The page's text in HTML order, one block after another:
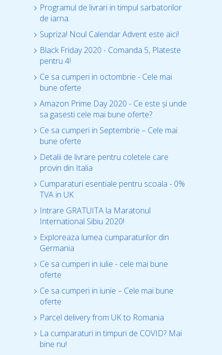
Programul de livrari in timpul sarbatorilor
de iarna.
Supriza! Noul Calendar Advent este aici!
Black Friday 2020 - Comanda 5, Plateste
pentru 4!
Ce sa cumperi in octombrie - Cele mai
bune oferte
Amazon Prime Day 2020 - Ce este și unde
sa gasesti cele mai bune oferte?
Ce sa cumperi in Septembrie – Cele mai
bune oferte
Detalii de livrare pentru coletele care
provin din Italia
Cumparaturi esentiale pentru scoala - 0%
TVA in UK
Intrare GRATUITA la Maratonul
International Sibiu 2020!
Exploreaza lumea cumparaturilor din
Germania
Ce sa cumperi in iulie - cele mai bune
oferte
Ce sa cumperi in iunie – Cele mai bune
oferte
Parcel delivery from UK to Romania
La cumparaturi in timpuri de COVID? Mai
bine nu!